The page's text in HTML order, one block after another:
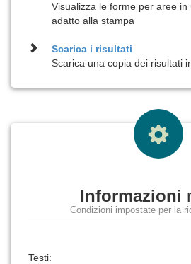
Visualizza le forme per aree in
adatto alla stampa
Scarica i risultati
Scarica una copia dei risultati
Informazioni
Condizioni impostate per la
Testi: